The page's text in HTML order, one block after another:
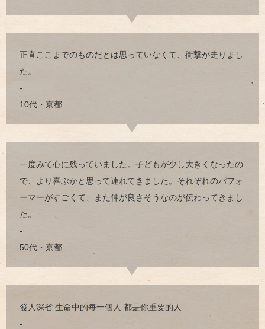
正直ここまでのものだとは思っていなくて、衝撃が走りまし
た。
-
10代・京都
一度みて心に残っていました。子どもが少し大きくなったの
で、より喜ぶかと思って連れてきました。それぞれのパフォ
ーマーがすごくて、また仲が良さそうなのが伝わってきまし
た。
-
50代・京都
發人深省 生命中的每一個人 都是你重要的人
-